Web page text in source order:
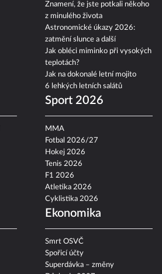
Znamení, že jste potkali někoho
z minulého života
Astronomické úkazy 2026:
zatmění slunce a další
Jak obléci miminko při vysokých
teplotách?
Jak na dokonalé letní mojito
6 lehkých letních salátů
Sport 2026
MMA
Fotbal 2026/27
Hokej 2026
Tenis 2026
F1 2026
Atletika 2026
Cyklistika 2026
Ekonomika
Smrt OSVČ
Spořicí účty
Superdávka – změny